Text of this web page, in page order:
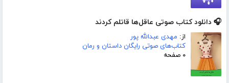
🎧 دانلود کتاب صوتی عاقل‌ها قاتلم کردند
از: مهدی عبدالله پور
کتاب‌های صوتی رایگان داستان و رمان
۰ صفحه